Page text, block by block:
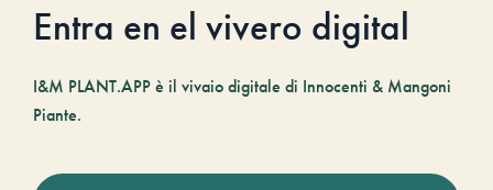
Entra en el vivero digital
I&M PLANT.APP è il vivaio digitale di Innocenti & Mangoni
Piante.